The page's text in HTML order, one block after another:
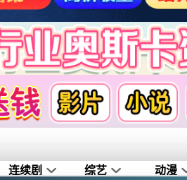
连续剧 综艺 动漫